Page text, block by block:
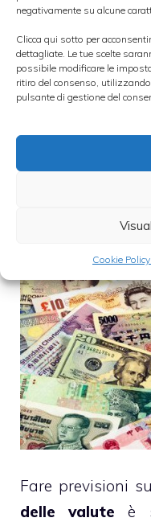
negativamente su alcune
Clicca qui sotto per
dettagliate. Le tue scelte
possibile modificare le
ritiro del consenso,
pulsante di gestione del
Cookie Policy
punto percentuale
Categorie
Forex
Su quali valute
Fare previsioni
delle valuteè